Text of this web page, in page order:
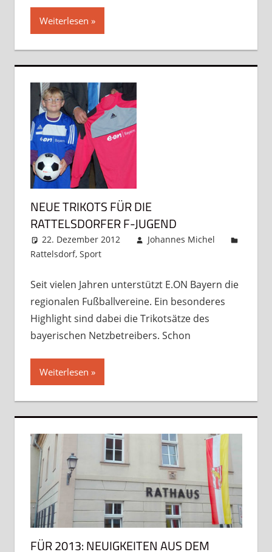
Weiterlesen
NEUE TRIKOTS FÜR DIE
RATTELSDORFER F-JUGEND
22. Dezember 2012
Johannes Michel
Rattelsdorf, Sport
Seit vielen Jahren unterstützt E.ON Bayern die
regionalen Fußballvereine. Ein besonderes
Highlight sind dabei die Trikotsätze des
bayerischen Netzbetreibers. Schon
Weiterlesen
FÜR 2013: NEUIGKEITEN AUS DEM